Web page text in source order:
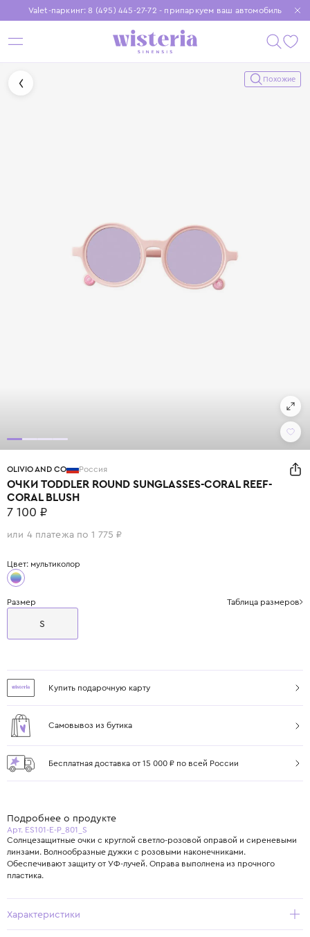
Valet-паркинг: 8 (495) 445-27-72 - припаркуем ваш автомобиль
Бесплатная доставка при заказе от 15 000 ₽
Установите приложение, чтобы покупки были еще удобнее
Похожие
OLIVIO AND CO Россия
ОЧКИ TODDLER ROUND SUNGLASSES-CORAL REEF-
CORAL BLUSH
7 100 ₽
или 4 платежа по 1 775 ₽
Цвет: мультиколор
Размер Таблица размеров
S
Купить подарочную карту
Самовывоз из бутика
Бесплатная доставка от 15 000 ₽ по всей России
Подробнее о продукте
Арт. ES101-E-P_801_S
Солнцезащитные очки с круглой светло-розовой оправой и сиреневыми
линзами. Волнообразные дужки с розовыми наконечниками.
Обеспечивают защиту от УФ-лучей. Оправа выполнена из прочного
пластика.
Характеристики